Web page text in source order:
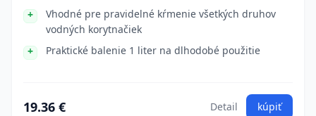
Vhodné pre pravidelné kŕmenie všetkých druhov
vodných korytnačiek
Praktické balenie 1 liter na dlhodobé použitie
19.36 € Detail kúpiť